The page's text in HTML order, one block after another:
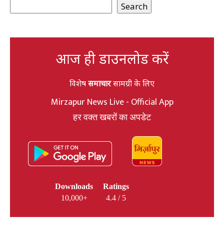
Search
आज ही डाउनलोड करें
विशेषसमाचारसामग्री के लिए
Mirzapur News Live - Official App
हर वक्त खबरों का अपडेट
Downloads
10,000+
Ratings
4.4 / 5